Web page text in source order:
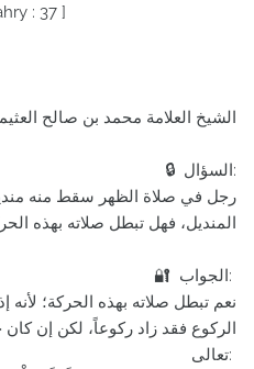
: 37 ]
🖊 الشيخ العلامة محمد بن صالح
🔒 السؤال:
رجل في صلاة الظهر سقط منه
المنديل، فهل تبطل صلاته بهذه
🔐 الجواب:
نعم تبطل صلاته بهذه الحركة؛
الركوع فقد زاد ركوعاً، لكن إن
تعالى: